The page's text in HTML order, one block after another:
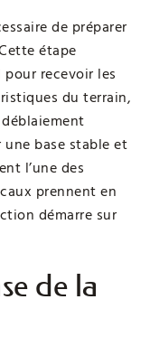
de préparer
étape
recevoir les
du terrain,
base stable et
l’une des
prennent en
démarre sur
de la